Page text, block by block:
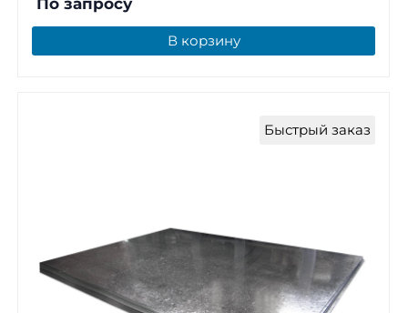
В корзину
Быстрый заказ